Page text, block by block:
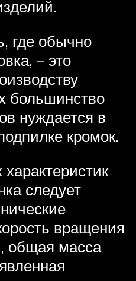
где обычно
– это
большинство
нуждается в
кромок.
следует
вращения
общая масса